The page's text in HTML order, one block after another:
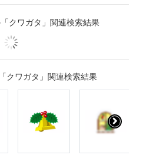
クワガタ」関連検索結果
クワガタ」関連検索結果